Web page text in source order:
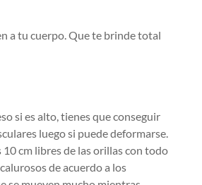
a tu cuerpo. Que te brinde total
si es alto, tienes que conseguir
luego si puede deformarse.
cm libres de las orillas con todo
de acuerdo a los